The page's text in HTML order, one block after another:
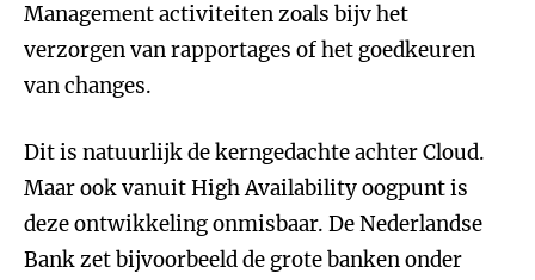
Management activiteiten zoals bijv het
verzorgen van rapportages of het goedkeuren
van changes.
Dit is natuurlijk de kerngedachte achter Cloud.
Maar ook vanuit High Availability oogpunt is
deze ontwikkeling onmisbaar. De Nederlandse
Bank zet bijvoorbeeld de grote banken onder